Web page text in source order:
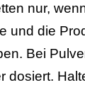
nur,
und die
Bei
dosiert.